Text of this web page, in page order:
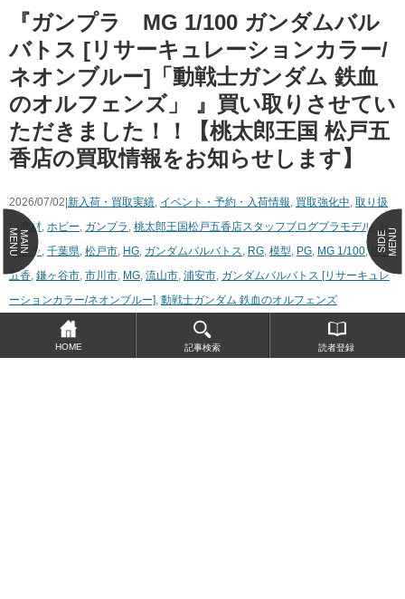
『ガンプラ MG 1/100 ガンダムバル
バトス [リサーキュレーションカラー/
ネオンブルー]「動戦士ガンダム ​鉄血
のオルフェンズ」 』買い取りさせてい
ただきました！！【桃太郎王国 松戸五
香店の買取情報をお知らせします】
2026/07/02| 新入荷・買取実績, イベント・予約・入荷情報, 買取強化中, 取り扱
い商材, ホビー, ガンプラ , 桃太郎王国松戸五香店スタッフブログプラモデル,
ガ
ンプラ , 千葉県, 松戸市, HG, ガンダムバルバトス, RG, 模型, PG, MG 1/100, 松戸
五香, 鎌ヶ谷市, 市川市, MG, 流山市, 浦安市, ガンダムバルバトス [リサーキュレ
ーションカラー/ネオンブルー], 動戦士ガンダム ​鉄血のオルフェンズ
桃太郎王国松戸五香店店長
MAIN
MENU SIDEMENU
HOME 記事検索 読者登録